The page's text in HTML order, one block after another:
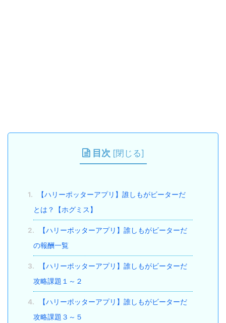
目次 [閉じる]
1.
【ハリーポッターアプリ】誰しもがビーターだ
とは？【ホグミス】
2.
【ハリーポッターアプリ】誰しもがビーターだ
の報酬一覧
3.
【ハリーポッターアプリ】誰しもがビーターだ
攻略課題１～２
4.
【ハリーポッターアプリ】誰しもがビーターだ
攻略課題３～５